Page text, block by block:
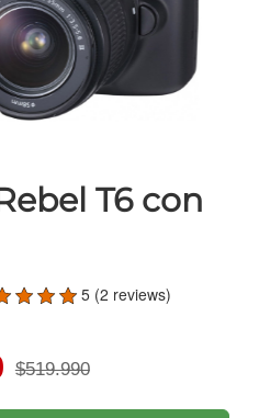
T6 con
5 (2 reviews)
$519.990